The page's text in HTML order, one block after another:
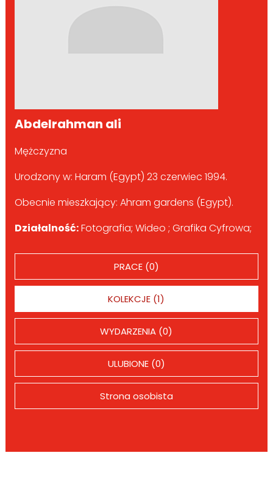
Abdelrahman ali
Mężczyzna
Urodzony w: Haram (Egypt) 23 czerwiec 1994.
Obecnie mieszkający: Ahram gardens (Egypt).
Działalność:Fotografia; Wideo ; Grafika Cyfrowa;
PRACE (0)
KOLEKCJE (1)
WYDARZENIA (0)
ULUBIONE (0)
Strona osobista